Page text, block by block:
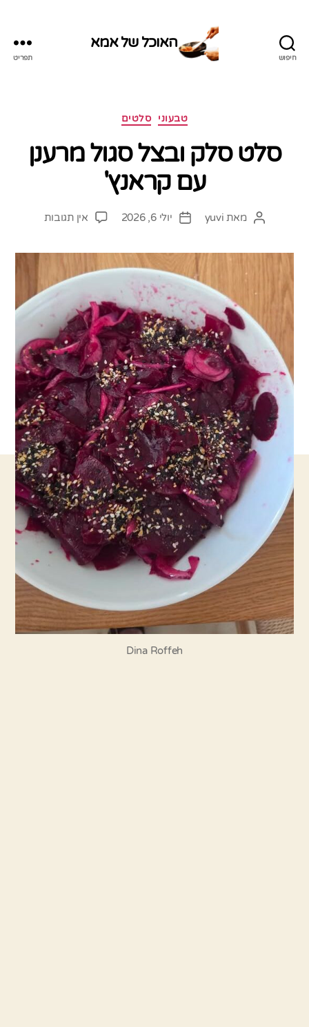
חיפוש
האוכל של אמא
תפריט
קטגוריות טבעוני סלטים
סלט סלק ובצל סגול מרענן
עם קראנץ'
המחבר
מאת yuvi
תאריך
יולי 6, 2026 אין תגובותעל
מרענן
קראנץ'
Dina Roffeh